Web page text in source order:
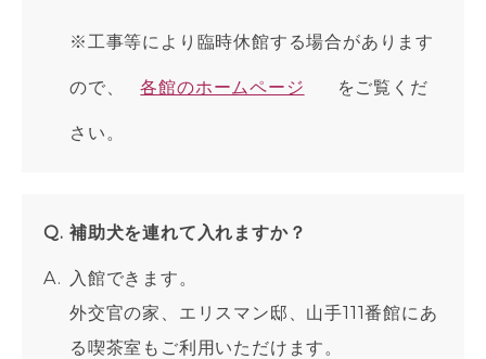
※工事等により臨時休館する場合があります
ので、 各館のホームページ をご覧くだ
さい。
補助犬を連れて入れますか？
入館できます。
外交官の家、エリスマン邸、山手111番館にあ
る喫茶室もご利用いただけます。